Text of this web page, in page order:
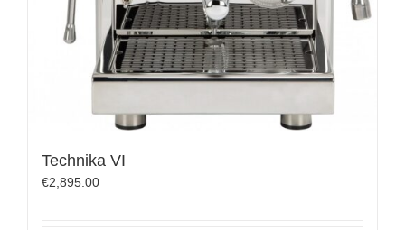
Technika VI
€2,895.00